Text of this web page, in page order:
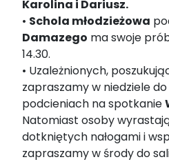
Karolina i Dariusz.
• Schola młodzieżowa
Damazego ma swoje
14.30.
• Uzależnionych,
zapraszamy w niedziele
podcieniach na spotkanie
Natomiast osoby
dotkniętych nałogami i
zapraszamy w środy do